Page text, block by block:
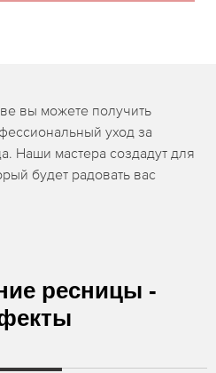
вы можете получить
уход за
Наши мастера создадут для
будет радовать вас
ресницы -